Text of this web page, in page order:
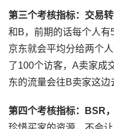
第三个考核指标：交易
和B，前期的话每个人有
京东就会平均分给两个
了100个访客，A卖家成
东的流量会往B卖家这边
第四个考核指标：BSR